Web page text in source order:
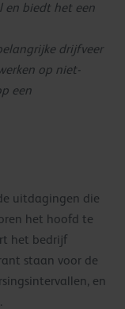
en biedt het een
drijfveer
op niet-
een
uitdagingen die
het hoofd te
het bedrijf
staan voor de
en